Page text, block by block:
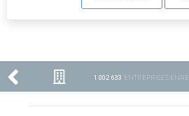
1 002 633 ENTREPRISES